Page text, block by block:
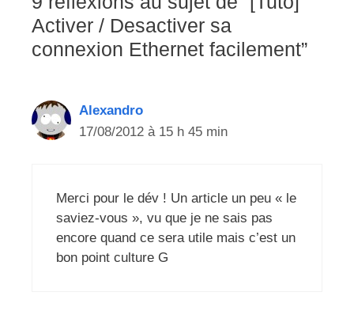
Activer / Desactiver sa
connexion Ethernet facilement”
Alexandro
17/08/2012 à 15 h 45 min
Merci pour le dév ! Un article un peu « le
saviez-vous », vu que je ne sais pas
encore quand ce sera utile mais c’est un
bon point culture G